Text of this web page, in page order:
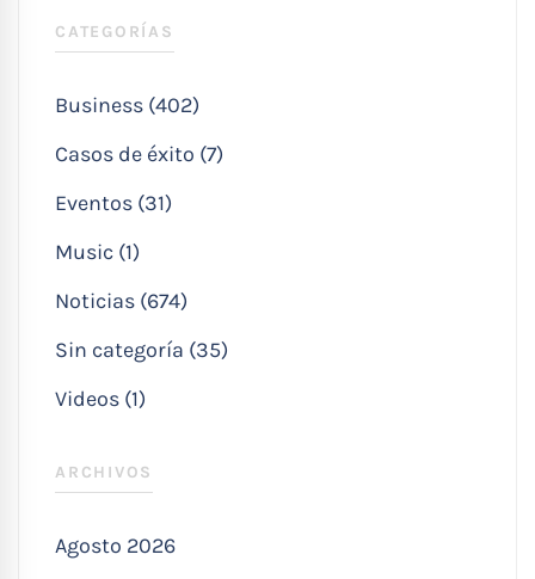
CATEGORÍAS
Business (402)
Casos de éxito (7)
Eventos (31)
Music (1)
Noticias (674)
Sin categoría (35)
Videos (1)
ARCHIVOS
Agosto 2026